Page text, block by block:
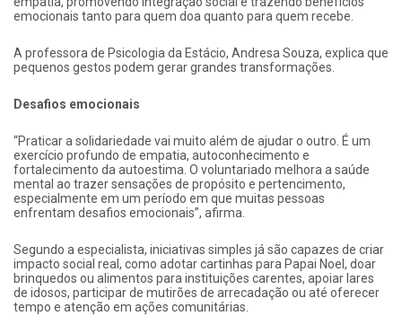
emocionais tanto para quem doa quanto para quem recebe.
A professora de Psicologia da Estácio, Andresa Souza, explica que
pequenos gestos podem gerar grandes transformações.
Desafios emocionais
“Praticar a solidariedade vai muito além de ajudar o outro. É um
exercício profundo de empatia, autoconhecimento e
fortalecimento da autoestima. O voluntariado melhora a saúde
mental ao trazer sensações de propósito e pertencimento,
especialmente em um período em que muitas pessoas
enfrentam desafios emocionais”, afirma.
Segundo a especialista, iniciativas simples já são capazes de criar
impacto social real, como adotar cartinhas para Papai Noel, doar
brinquedos ou alimentos para instituições carentes, apoiar lares
de idosos, participar de mutirões de arrecadação ou até oferecer
tempo e atenção em ações comunitárias.